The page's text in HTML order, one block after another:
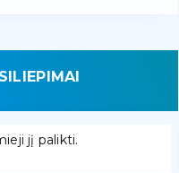
jį palikti.